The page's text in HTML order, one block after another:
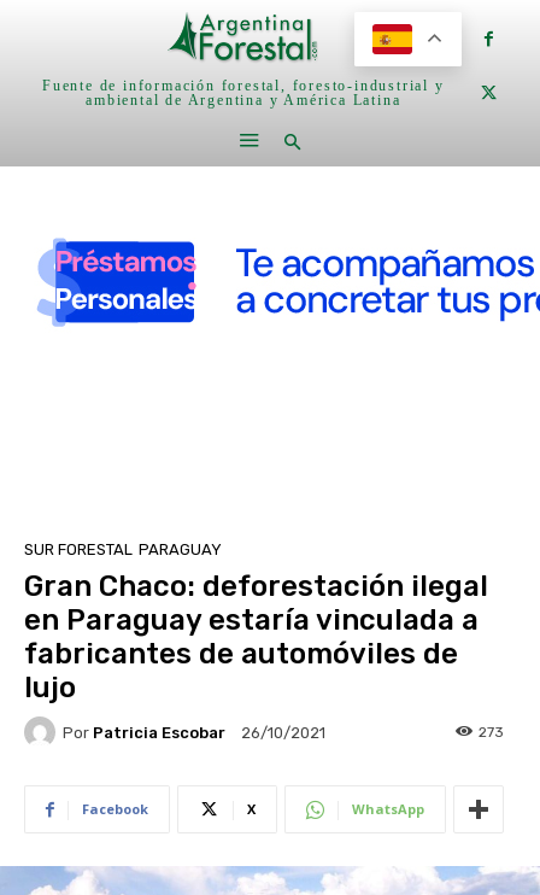
Fuente de información forestal, foresto-industrial y
ambiental de Argentina y América Latina
SUR FORESTAL PARAGUAY
Gran Chaco: deforestación ilegal
en Paraguay estaría vinculada a
fabricantes de automóviles de
lujo
Por Patricia Escobar 26/10/2021 273
Facebook X WhatsApp